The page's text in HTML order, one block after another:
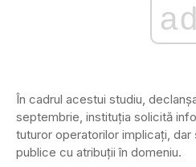
ad
În cadrul acestui studiu,
septembrie, instituţia solicită
tuturor operatorilor implicaţi, dar
publice cu atribuţii în domeniu.